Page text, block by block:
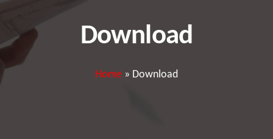
Download
Home » Download